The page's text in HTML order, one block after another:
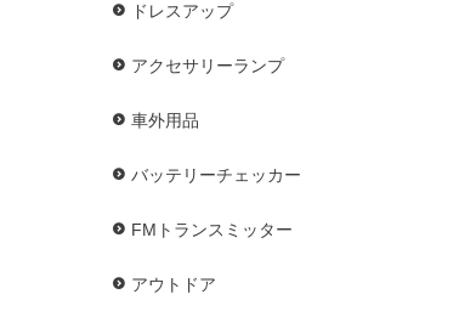
ドレスアップ
アクセサリーランプ
車外用品
バッテリーチェッカー
FMトランスミッター
アウトドア